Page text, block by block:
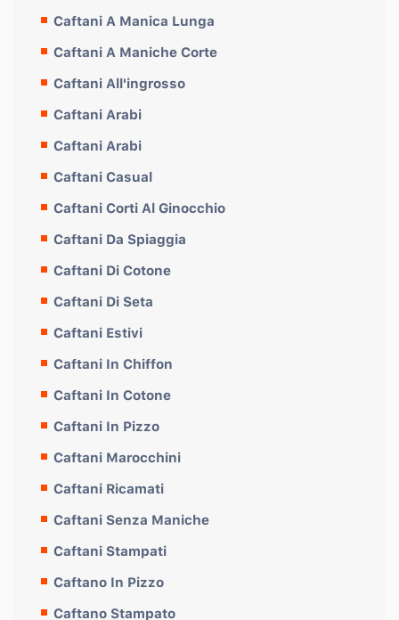
Caftani A Manica Lunga
Caftani A Maniche Corte
Caftani All'ingrosso
Caftani Arabi
Caftani Arabi
Caftani Casual
Caftani Corti Al Ginocchio
Caftani Da Spiaggia
Caftani Di Cotone
Caftani Di Seta
Caftani Estivi
Caftani In Chiffon
Caftani In Cotone
Caftani In Pizzo
Caftani Marocchini
Caftani Ricamati
Caftani Senza Maniche
Caftani Stampati
Caftano In Pizzo
Caftano Stampato